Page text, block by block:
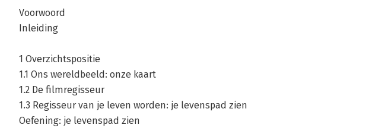
Voorwoord
Inleiding
1 Overzichtspositie
1.1 Ons wereldbeeld: onze kaart
1.2 De filmregisseur
1.3 Regisseur van je leven worden: je levenspad zien
Oefening: je levenspad zien